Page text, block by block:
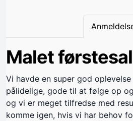
Malet
Vi havde en super god
pålidelige, gode til at følge op
og vi er meget tilfredse med
komme igen, hvis vi har behov